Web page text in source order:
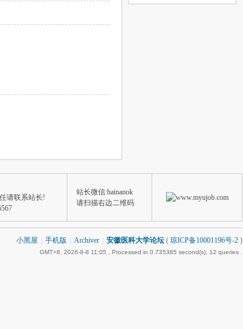
请联系站长!
站长微信:hainanok
请扫描右边二维码
小黑屋 手机版 Archiver 安徽医科大学论坛 ( 琼ICP备10001196号-2 )
GMT+8, 2026-8-8 11:05 , Processed in 0.735385 second(s), 12 queries .